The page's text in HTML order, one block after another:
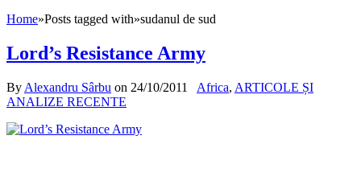
Home»Posts tagged with»sudanul de sud
Lord’s Resistance Army
By Alexandru Sârbu on 24/10/2011 Africa, ARTICOLE ȘI
ANALIZE RECENTE